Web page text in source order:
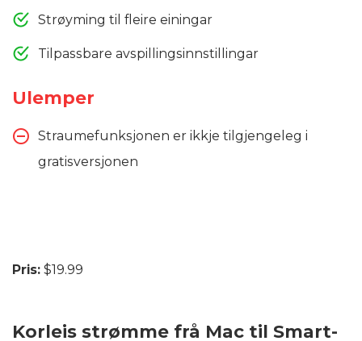
Strøyming til fleire einingar
Tilpassbare avspillingsinnstillingar
Ulemper
Straumefunksjonen er ikkje tilgjengeleg i
gratisversjonen
Pris: $19.99
Korleis strømme frå Mac til Smart-